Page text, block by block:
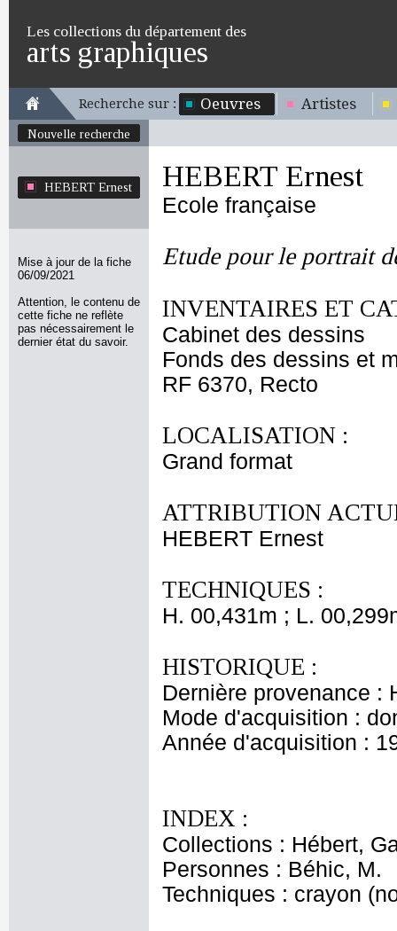
Les collections du département des
arts graphiques
Recherche sur : Oeuvres Artistes
Nouvelle recherche
HEBERT Ernest
Mise à jour de la fiche
06/09/2021
Attention, le contenu de
cette fiche ne reflète
pas nécessairement le
dernier état du savoir.
HEBERT Ernest
Ecole française
Etude pour le portrait
INVENTAIRES ET
Cabinet des dessins
Fonds des dessins et
RF 6370, Recto
LOCALISATION :
Grand format
ATTRIBUTION
HEBERT Ernest
TECHNIQUES :
H. 00,431m ; L.
HISTORIQUE :
Dernière provenance :
Mode d'acquisition :
Année d'acquisition :
INDEX :
Collections : Hébert,
Personnes : Béhic, M.
Techniques : crayon